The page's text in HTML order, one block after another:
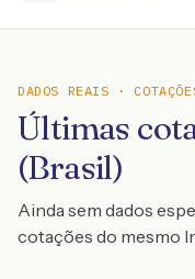
DADOS REAIS ·
Últimas
(Brasil)
Ainda sem dados
cotações do mesmo